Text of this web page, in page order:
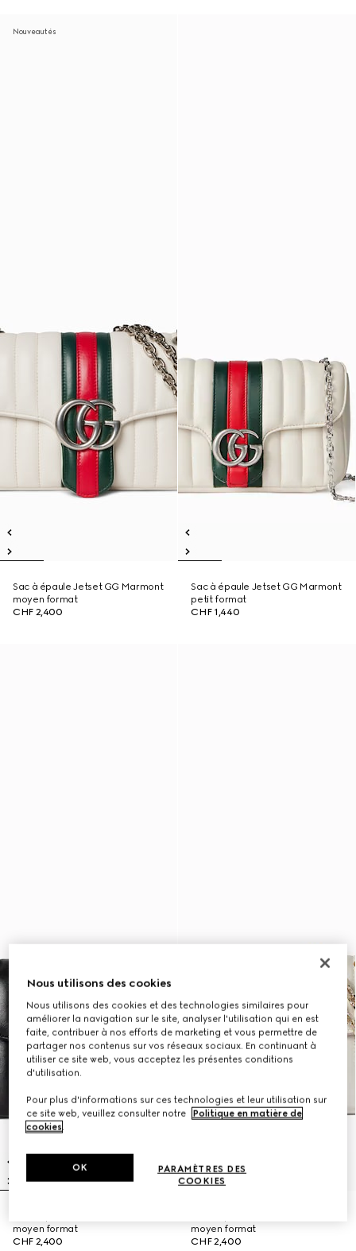
Nouveautés
Sac à épaule Jetset GG Marmont
moyen format
CHF 2,400
Sac à épaule Jetset GG Marmont
petit format
CHF 1,440
moyen format
CHF 2,400
moyen format
CHF 2,400
Nous utilisons des cookies
Nous utilisons des cookies et des technologies similaires pour
améliorer la navigation sur le site, analyser l'utilisation qui en est
faite, contribuer à nos efforts de marketing et vous permettre de
partager nos contenus sur vos réseaux sociaux. En continuant à
utiliser ce site web, vous acceptez les présentes conditions
d'utilisation.
Pour plus d'informations sur ces technologies et leur utilisation sur
ce site web, veuillez consulter notre
Politique en matière de
cookies.
PARAMÈTRES DES
COOKIES
OK